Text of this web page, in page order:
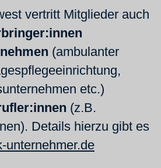
vertritt Mitglieder auch
(ambulanter
etc.)
(z.B.
Details hierzu gibt es
unternehmer.de